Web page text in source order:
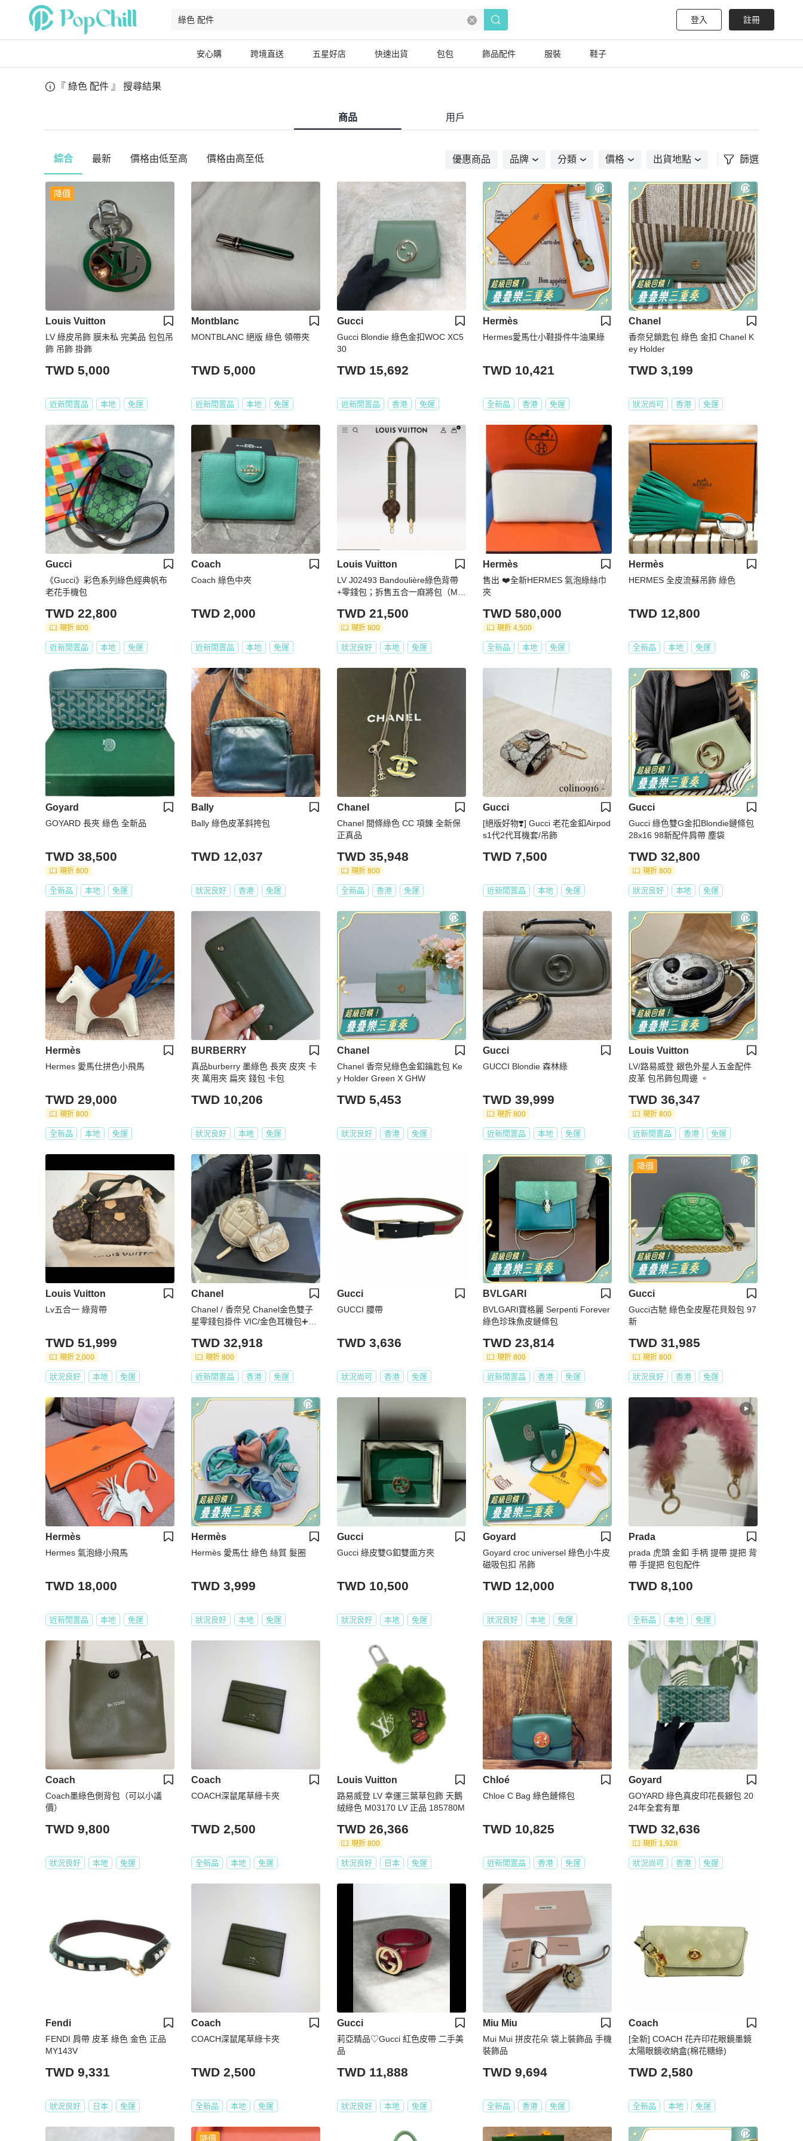
登入 註冊
安心購 跨境直送 五星好店 快速出貨 包包 飾品配件 服裝 鞋子
『 綠色 配件 』 搜尋結果
商品 用戶
綜合 最新 價格由低至高 價格由高至低 優惠商品 品牌 分類 價格 出貨地點 篩選
降價
Louis Vuitton
LV 綠皮吊飾 膜未私 完美品 包包吊
飾 吊飾 掛飾
TWD 5,000
近新閒置品 本地 免運
Montblanc
MONTBLANC 絕版 綠色 領帶夾
TWD 5,000
近新閒置品 本地 免運
Gucci
Gucci Blondie 綠色金扣WOC XC5
30
TWD 15,692
近新閒置品 香港 免運
Hermès
Hermes愛馬仕小鞋掛件牛油果綠
TWD 10,421
全新品 香港 免運
Chanel
香奈兒鎖匙包 綠色 金扣 Chanel K
ey Holder
TWD 3,199
狀況尚可 香港 免運
Gucci
《Gucci》彩色系列綠色經典帆布
老花手機包
TWD 22,800
現折 800
近新閒置品 本地 免運
Coach
Coach 綠色中夾
TWD 2,000
近新閒置品 本地 免運
Louis Vuitton
LV J02493 Bandoulière綠色背帶
+零錢包；拆售五合一麻將包（M4
TWD 21,500
現折 800
狀況良好 本地 免運
Hermès
售出 ❤️全新HERMES 氣泡綠絲巾
夾
TWD 580,000
現折 4,500
全新品 本地 免運
Hermès
HERMES 全皮流蘇吊飾 綠色
TWD 12,800
全新品 本地 免運
Goyard
GOYARD 長夾 綠色 全新品
TWD 38,500
現折 800
全新品 本地 免運
Bally
Bally 綠色皮革斜挎包
TWD 12,037
狀況良好 香港 免運
Chanel
Chanel 間條綠色 CC 項錬 全新保
正真品
TWD 35,948
現折 800
全新品 香港 免運
Gucci
[絕版好物❣️] Gucci 老花金釦Airpod
s1代2代耳機套/吊飾
TWD 7,500
近新閒置品 本地 免運
Gucci
Gucci 綠色雙G金扣Blondie鏈條包
28x16 98新配件肩帶 塵袋
TWD 32,800
現折 800
狀況良好 本地 免運
Hermès
Hermes 愛馬仕拼色小飛馬
TWD 29,000
現折 800
全新品 本地 免運
BURBERRY
真品burberry 墨綠色 長夾 皮夾 卡
夾 萬用夾 扁夾 錢包 卡包
TWD 10,206
狀況良好 本地 免運
Chanel
Chanel 香奈兒綠色金釦鑰匙包 Ke
y Holder Green X GHW
TWD 5,453
狀況良好 香港 免運
Gucci
GUCCI Blondie 森林綠
TWD 39,999
現折 800
近新閒置品 本地 免運
Louis Vuitton
LV/路易威登 銀色外星人五金配件
皮革 包吊飾包周邊 。
TWD 36,347
現折 800
近新閒置品 香港 免運
Louis Vuitton
Lv五合一 綠背帶
TWD 51,999
現折 2,000
狀況良好 本地 免運
Chanel
Chanel / 香奈兒 Chanel金色雙子
星零錢包掛件 VIC/金色耳機包➕圓
TWD 32,918
現折 800
近新閒置品 香港 免運
Gucci
GUCCI 腰帶
TWD 3,636
狀況尚可 香港 免運
BVLGARI
BVLGARI寶格麗 Serpenti Forever
綠色珍珠魚皮鏈條包
TWD 23,814
現折 800
近新閒置品 香港 免運
降價
Gucci
Gucci古馳 綠色全皮壓花貝殼包 97
新
TWD 31,985
現折 800
狀況良好 香港 免運
Hermès
Hermes 氣泡綠小飛馬
TWD 18,000
近新閒置品 本地 免運
Hermès
Hermès 愛馬仕 綠色 絲質 髮圈
TWD 3,999
狀況良好 本地 免運
Gucci
Gucci 綠皮雙G釦雙面方夾
TWD 10,500
狀況良好 本地 免運
Goyard
Goyard croc universel 綠色小牛皮
磁吸包扣 吊飾
TWD 12,000
狀況良好 本地 免運
Prada
prada 虎頭 金釦 手柄 提帶 提把 背
帶 手提把 包包配件
TWD 8,100
全新品 本地 免運
Coach
Coach墨綠色側背包（可以小議
價）
TWD 9,800
狀況良好 本地 免運
Coach
COACH深鼠尾草綠卡夾
TWD 2,500
全新品 本地 免運
Louis Vuitton
路易威登 LV 幸運三葉草包飾 天鵝
絨綠色 M03170 LV 正品 185780M
TWD 26,366
現折 800
狀況良好 日本 免運
Chloé
Chloe C Bag 綠色鏈條包
TWD 10,825
近新閒置品 香港 免運
Goyard
GOYARD 綠色真皮印花長銀包 20
24年全套有單
TWD 32,636
現折 1,928
狀況尚可 香港 免運
Fendi
FENDI 肩帶 皮革 綠色 金色 正品
MY143V
TWD 9,331
狀況良好 日本 免運
Coach
COACH深鼠尾草綠卡夾
TWD 2,500
全新品 本地 免運
Gucci
莉亞精品♡Gucci 紅色皮帶 二手美
品
TWD 11,888
狀況良好 本地 免運
Miu Miu
Mui Mui 拼皮花朵 袋上裝飾品 手機
裝飾品
TWD 9,694
全新品 香港 免運
Coach
[全新] COACH 花卉印花眼鏡墨鏡
太陽眼鏡收納盒(棉花糖綠)
TWD 2,580
全新品 本地 免運
降價